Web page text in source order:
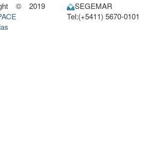
© 2019
SEGEMAR
Tel:(+5411) 5670-0101